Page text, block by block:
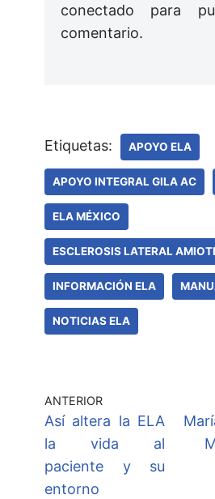
conectado para
comentario.
Etiquetas: APOYO ELA
APOYO INTEGRAL GILA AC
ELA MÉXICO
ESCLEROSIS LATERAL
INFORMACIÓN ELA
NOTICIAS ELA
ANTERIOR
Así altera la ELA
la vida al
paciente y su
entorno